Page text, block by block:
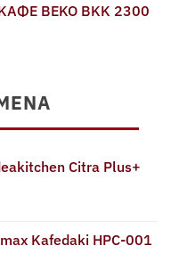
BEKO BKK 2300
Citra Plus+
Kafedaki HPC-001